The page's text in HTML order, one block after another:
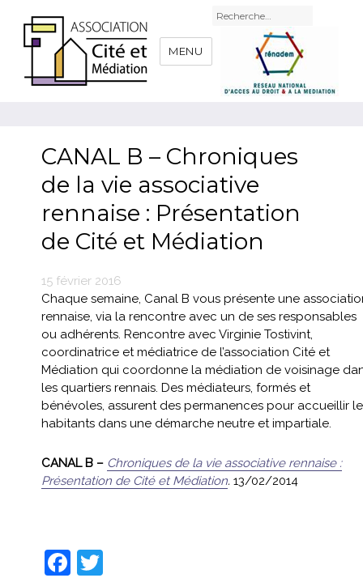
MENU
Recherche
CANAL B – Chroniques
de la vie associative
rennaise : Présentation
de Cité et Médiation
Publié
le
15 février 2016
Chaque semaine, Canal B vous présente une
rennaise, via la rencontre avec un de ses responsables
ou adhérents. Rencontre avec Virginie Tostivint,
coordinatrice et médiatrice de l’association Cité et
Médiation qui coordonne la médiation de voisinage
les quartiers rennais. Des médiateurs, formés et
bénévoles, assurent des permanences pour accueillir
habitants dans une démarche neutre et impartiale.
CANAL B – Chroniques de la vie associative rennaise :
Présentation de Cité et Médiation.13/02/2014
F